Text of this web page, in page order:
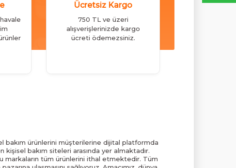
Ücretsiz Kargo
750 TL ve üzeri
alışverişlerinizde kargo
ücreti ödemezsiniz.
bakım ürünlerini müşterilerine dijital platformda
bakım siteleri arasında yer almaktadır.
markaların tüm ürünlerini ithal etmektedir. Tüm